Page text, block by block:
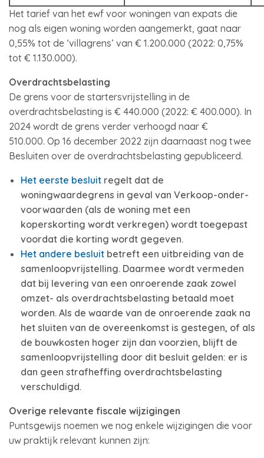
Het tarief van het ewf voor woningen van expats die
nog als eigen woning worden aangemerkt, gaat naar
0,55% tot de ‘villagrens’ van € 1.200.000 (2022: 0,75%
tot € 1.130.000).
Overdrachtsbelasting
De grens voor de startersvrijstelling in de
overdrachtsbelasting is € 440.000 (2022: € 400.000). In
2024 wordt de grens verder verhoogd naar €
510.000. Op 16 december 2022 zijn daarnaast nog twee
Besluiten over de overdrachtsbelasting gepubliceerd.
Het eerste besluit regelt dat de
woningwaardegrens in geval van Verkoop-onder-
voorwaarden (als de woning met een
koperskorting wordt verkregen) wordt toegepast
voordat die korting wordt gegeven.
Het andere besluit betreft een uitbreiding van de
samenloopvrijstelling. Daarmee wordt vermeden
dat bij levering van een onroerende zaak zowel
omzet- als overdrachtsbelasting betaald moet
worden. Als de waarde van de onroerende zaak na
het sluiten van de overeenkomst is gestegen, of als
de bouwkosten hoger zijn dan voorzien, blijft de
samenloopvrijstelling door dit besluit gelden: er is
dan geen strafheffing overdrachtsbelasting
verschuldigd.
Overige relevante fiscale wijzigingen
Puntsgewijs noemen we nog enkele wijzigingen die voor
uw praktijk relevant kunnen zijn: